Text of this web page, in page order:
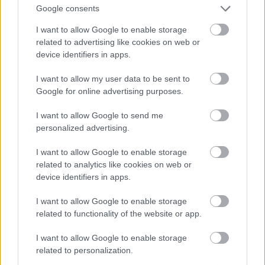
Google consents
I want to allow Google to enable storage
related to advertising like cookies on web or
device identifiers in apps.
I want to allow my user data to be sent to
Google for online advertising purposes.
I want to allow Google to send me
personalized advertising.
I want to allow Google to enable storage
related to analytics like cookies on web or
device identifiers in apps.
I want to allow Google to enable storage
related to functionality of the website or app.
I want to allow Google to enable storage
related to personalization.
Elmārs Seņkovs Kultūrzīmes
SAISTĪTIE RAKSTI
„Režisores
iestudējuma „Lilioms”
recenzija
Simfoniskās sezonas
noslēgums Liepājā un Rīgā.
Armands Znotiņš recenzē
aktuālos mūzikas notikumus
Atcelt Ziņot